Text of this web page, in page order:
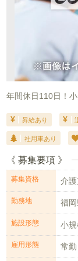
年間休日110日！
昇給あり
社用車あり
《 募集要項 》
募集資格 介
勤務地 福
施設形態 小
雇用形態 常勤